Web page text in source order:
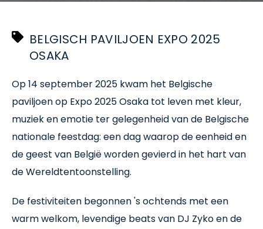
BELGISCH PAVILJOEN EXPO 2025
OSAKA
Op 14 september 2025 kwam het Belgische
paviljoen op Expo 2025 Osaka tot leven met kleur,
muziek en emotie ter gelegenheid van de Belgische
nationale feestdag: een dag waarop de eenheid en
de geest van België worden gevierd in het hart van
de Wereldtentoonstelling.
De festiviteiten begonnen 's ochtends met een
warm welkom, levendige beats van DJ Zyko en de